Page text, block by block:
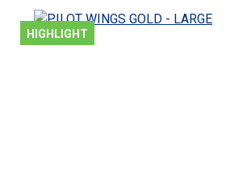
HIGHLIGHT